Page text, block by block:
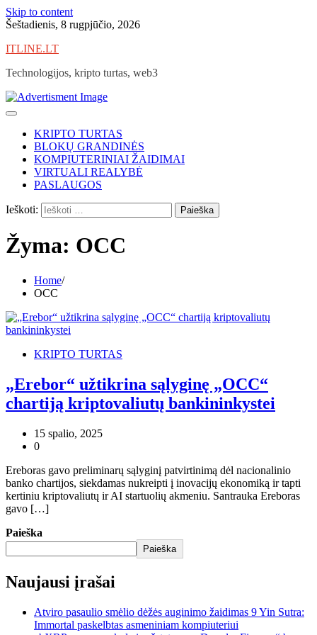
Skip to content
Šeštadienis, 8 rugpjūčio, 2026
ITLINE.LT
Technologijos, kripto turtas, web3
KRIPTO TURTAS
BLOKŲ GRANDINĖS
KOMPIUTERINIAI ŽAIDIMAI
VIRTUALI REALYBĖ
PASLAUGOS
Ieškoti:
Žyma: OCC
Home
OCC
KRIPTO TURTAS
„Erebor“ užtikrina sąlyginę „OCC“
chartiją kriptovaliutų bankininkystei
15 spalio, 2025
0
Ereboras gavo preliminarų sąlyginį patvirtinimą dėl nacionalinio
banko chartijos, siekdamas nukreipti į inovacijų ekonomiką ir tapti
kertiniu kriptovaliutų ir AI startuolių akmeniu. Santrauka Ereboras
gavo […]
Paieška
Paieška
Naujausi įrašai
Atviro pasaulio smėlio dėžės auginimo žaidimas 9 Yin Sutra:
Immortal paskelbtas asmeniniam kompiuteriui